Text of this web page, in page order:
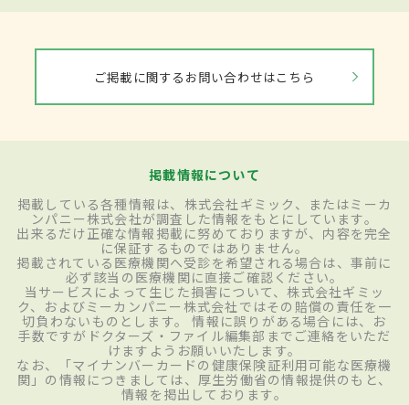
ご掲載に関するお問い合わせはこちら
掲載情報について
掲載している各種情報は、株式会社ギミック、またはミーカ
ンパニー株式会社が調査した情報をもとにしています。
出来るだけ正確な情報掲載に努めておりますが、内容を完全
に保証するものではありません。
掲載されている医療機関へ受診を希望される場合は、事前に
必ず該当の医療機関に直接ご確認ください。
当サービスによって生じた損害について、株式会社ギミッ
ク、およびミーカンパニー株式会社ではその賠償の責任を一
切負わないものとします。 情報に誤りがある場合には、お
手数ですがドクターズ・ファイル編集部までご連絡をいただ
けますようお願いいたします。
なお、「マイナンバーカードの健康保険証利用可能な医療機
関」の情報につきましては、厚生労働省の情報提供のもと、
情報を掲出しております。